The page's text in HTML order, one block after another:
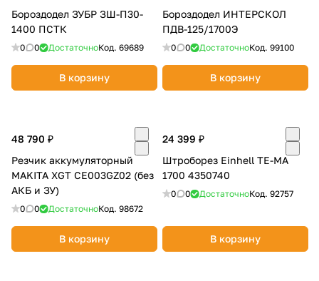
Бороздодел ЗУБР ЗШ-П30-
1400 ПСТК
0 0 ДостаточноКод. 69689
В корзину
Бороздодел ИНТЕРСКОЛ
ПДВ-125/1700Э
0 0 ДостаточноКод. 99100
В корзину
48 790 ₽
Резчик аккумуляторный
MAKITA XGT CE003GZ02 (без
АКБ и ЗУ)
0 0 ДостаточноКод. 98672
В корзину
24 399 ₽
Штроборез Einhell TE-MA
1700 4350740
0 0 ДостаточноКод. 92757
В корзину
раз в 2 недели